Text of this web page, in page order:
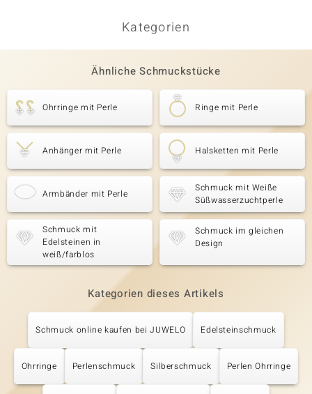
Kategorien
Ähnliche Schmuckstücke
Ohrringe mit Perle Ringe mit Perle
Anhänger mit Perle Halsketten mit Perle
Armbänder mit Perle
Schmuck mit Weiße
Süßwasserzuchtperle
Schmuck mit
Edelsteinen in
weiß/farblos
Schmuck im gleichen
Design
Kategorien dieses Artikels
Schmuck online kaufen bei JUWELO Edelsteinschmuck
Ohrringe Perlenschmuck Silberschmuck Perlen Ohrringe